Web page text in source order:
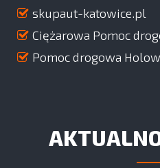
skupaut-katowice.pl
Ciężarowa Pomoc
Pomoc drogowa